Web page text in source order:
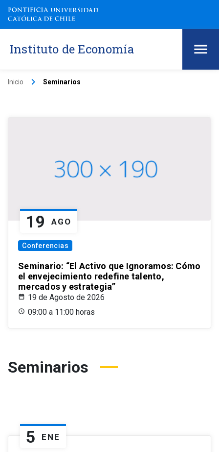
Instituto de Economía
Inicio keyboard_arrow_right Seminarios
19 AGO
Conferencias
Seminario: “El Activo que Ignoramos: Cómo
el envejecimiento redefine talento,
mercados y estrategia”
19 de Agosto de 2026
09:00 a 11:00 horas
Seminarios
5 ENE